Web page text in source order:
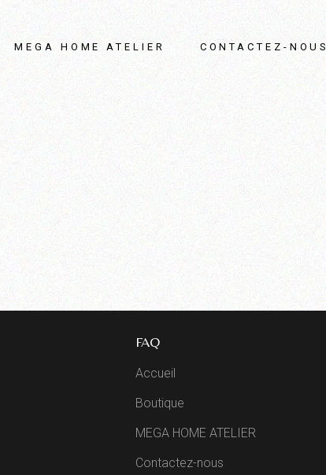
MEGA HOME ATELIER CONTACTEZ-NOUS
FAQ
Accueil
Boutique
MEGA HOME ATELIER
Contactez-nous